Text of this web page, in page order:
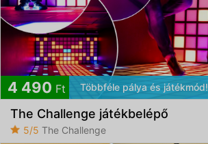
4 490 Ft Többféle pálya és játékmód!
The Challenge játékbelépő
5/5 The Challenge